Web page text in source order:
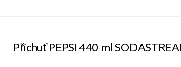
Příchuť PEPSI 440 ml